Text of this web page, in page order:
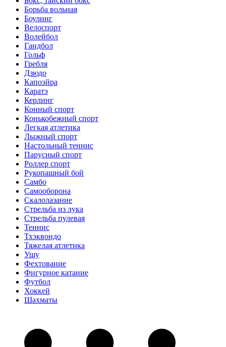
Борьба вольная
Боулинг
Велоспорт
Волейбол
Гандбол
Гольф
Гребля
Дзюдо
Капоэйра
Каратэ
Керлинг
Конный спорт
Конькобежный спорт
Легкая атлетика
Лыжный спорт
Настольный теннис
Парусный спорт
Роллер спорт
Рукопашный бой
Самбо
Самооборона
Скалолазание
Стрельба из лука
Стрельба пулевая
Теннис
Тхэквондо
Тяжелая атлетика
Ушу
Фехтование
Фигурное катание
Футбол
Хоккей
Шахматы